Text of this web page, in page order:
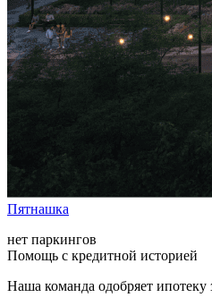
Пятнашка
нет паркингов
Помощь с кредитной историей
Наша команда одобряет ипотеку